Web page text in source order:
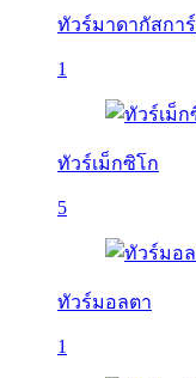
ทัวร์มาดากัสการ์
1
ทัวร์เม็กซิโก
5
ทัวร์มอลตา
1